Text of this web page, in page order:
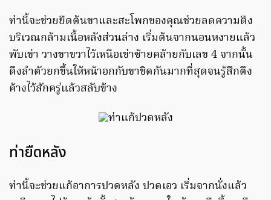
ท่านี้จะช่วยยืดต้นขาและสะโพกของคุณช่วยลดความตึง
บริเวณกล้ามเนื้อหลังส่วนล่าง เริ่มต้นจากนอนหงายแล้ว
พับเข่า วางขาขวาไว้เหนือเข่าซ้ายคล้ายกับเลข 4 จากนั้น
ดึงลำตัวยกขึ้นให้หน้าอกกับขาชิดกันมากที่สุดจนรู้สึกตึง
ค้างไว้สักครู่แล้วสลับข้าง
ท่ายืดหลัง
ท่านี้จะช่วยแก้อาการปวดหลัง ปวดเอว เริ่มจากนั่งแล้ว